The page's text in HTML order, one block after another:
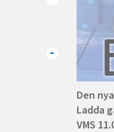
Den
Ladda
VMS